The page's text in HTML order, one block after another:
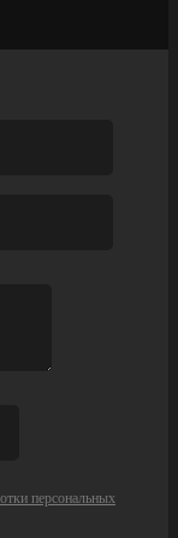
персональных